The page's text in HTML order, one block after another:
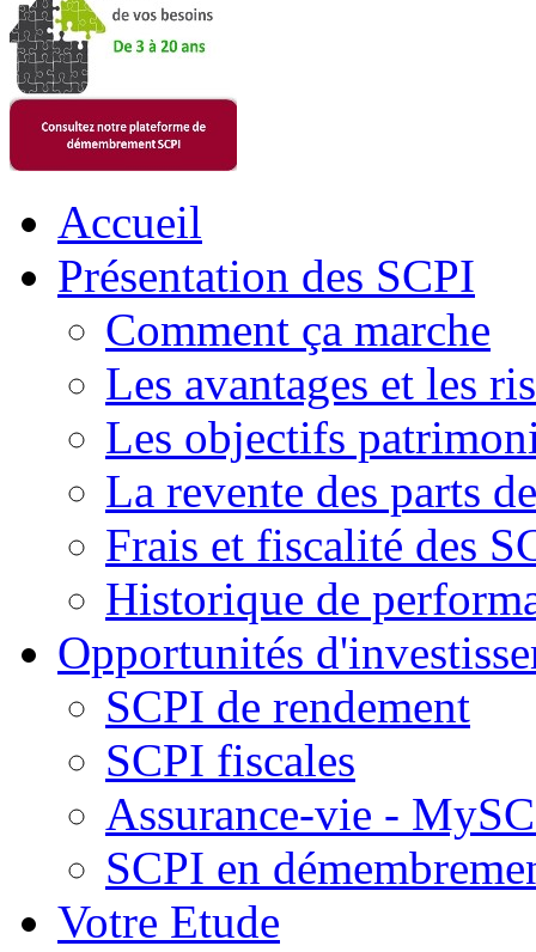
Accueil
Présentation des SCPI
Comment ça marche
Les avantages et les
Les objectifs
La revente des parts
Frais et fiscalité des
Historique de
Opportunités
SCPI de rendement
SCPI fiscales
Assurance-vie -
SCPI en
Votre Etude